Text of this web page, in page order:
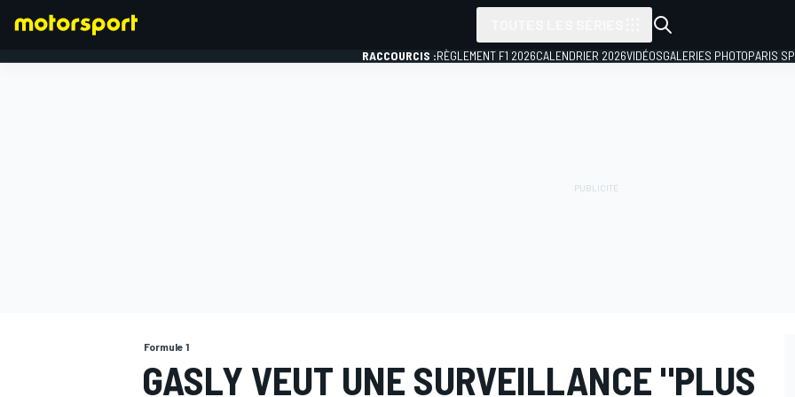
RACCOURCIS :RÈGLEMENT F1 2026CALENDRIER 2026VIDÉOSGALERIES PHOTOPARIS
Formule 1
GASLY VEUT UNE SURVEILLANCE "PLUS